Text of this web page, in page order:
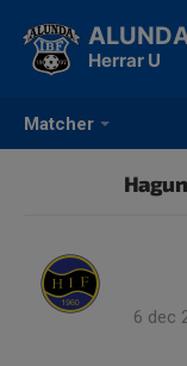
Matcher
Herrar U
6 dec